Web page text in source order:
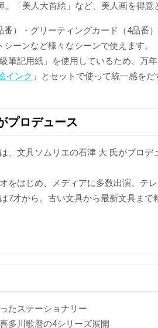
「美人大首絵」など、美人画を得意
）・グリーティングカード（4品番
ーンなど様々なシーンで使えます。
筆記用紙」を使用しているため、万
インク 」とセットで使って統一感をだ
プロデュース
、文具ソムリエの石津 大 氏がプロデ
をはじめ、メディアに多数出演。テ
7才から。古い文具から最新文具ま
たステーショナリー
多川歌麿の4シリーズ展開